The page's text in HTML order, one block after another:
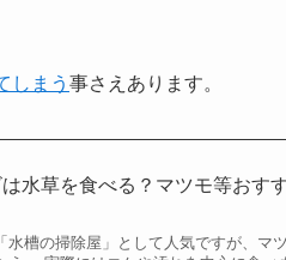
しまう 事さえあります。
は水草を食べる？マツモ等おす
水槽の掃除屋」として人気ですが、マ